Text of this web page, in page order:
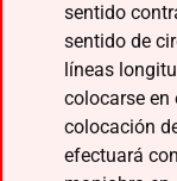
sentido
sentido de
líneas
colocarse en
colocación
efectuará